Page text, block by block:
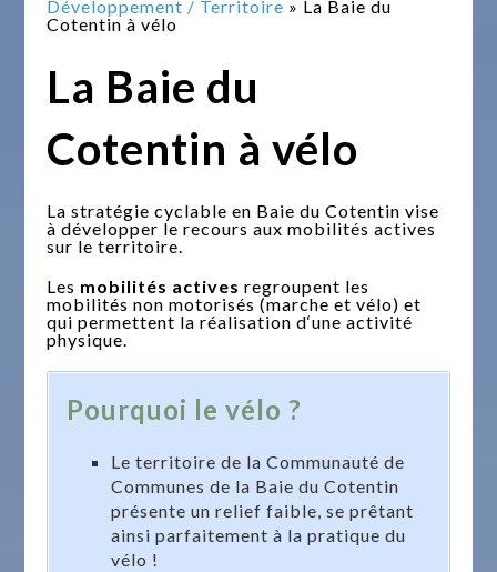
Développement / Territoire » La Baie du
Cotentin à vélo
La Baie du
Cotentin à vélo
La stratégie cyclable en Baie du Cotentin vise
à développer le recours aux mobilités actives
sur le territoire.
Les mobilités actives regroupent les
mobilités non motorisés (marche et vélo) et
qui permettent la réalisation d‘une activité
physique.
Pourquoi le vélo ?
Le territoire de la Communauté de
Communes de la Baie du Cotentin
présente un relief faible, se prêtant
ainsi parfaitement à la pratique du
vélo !